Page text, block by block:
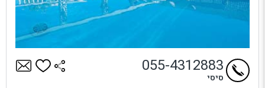
055-4312883
סיסי